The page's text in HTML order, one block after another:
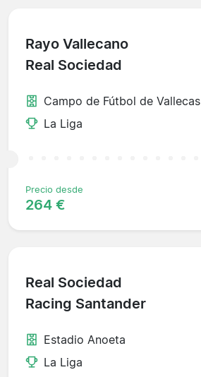
Rayo Vallecano
Real Sociedad
Campo de Fútbol de Vallecas
La Liga
Precio desde
264 €
Real Sociedad
Racing Santander
Estadio Anoeta
La Liga